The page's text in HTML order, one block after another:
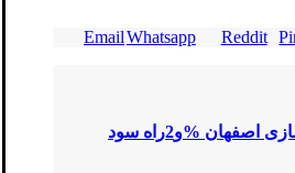
Reddit
Whatsapp
Email
کار اگاه کمپرس سازی اصفهان %و2راه سود